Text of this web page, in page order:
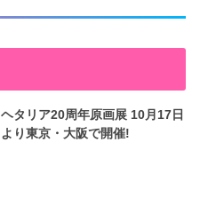
ヘタリア20周年原画展 10月17日
より東京・大阪で開催!